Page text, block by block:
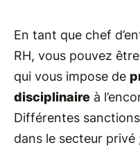
En tant que chef
RH, vous pouvez
qui vous impose de
disciplinaire à
Différentes
dans le secteur